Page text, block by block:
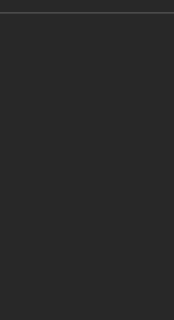
congstar, eine Marke
meine
Telekom Deutschland